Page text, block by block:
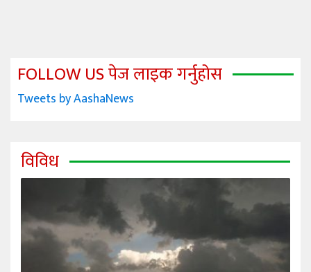
FOLLOW US पेज लाइक गर्नुहोस
Tweets by AashaNews
विविध